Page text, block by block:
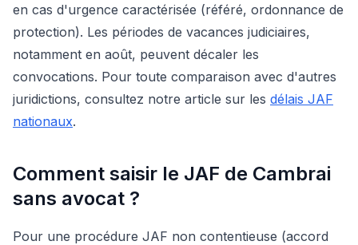
en cas d'urgence caractérisée (référé, ordonnance de
protection). Les périodes de vacances judiciaires,
notamment en août, peuvent décaler les
convocations. Pour toute comparaison avec d'autres
juridictions, consultez notre article sur les délais JAF
nationaux.
Comment saisir le JAF de Cambrai
sans avocat ?
Pour une procédure JAF non contentieuse (accord